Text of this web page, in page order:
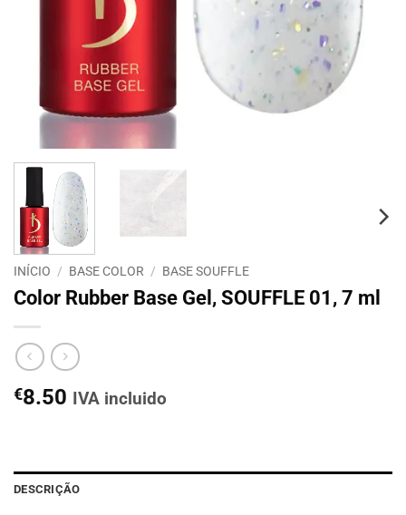
INÍCIO / BASE COLOR / BASE SOUFFLE
Color Rubber Base Gel, SOUFFLE 01, 7 ml
€8.50 IVA incluido
DESCRIÇÃO